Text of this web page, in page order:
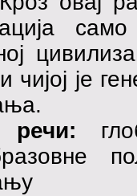
чијој је